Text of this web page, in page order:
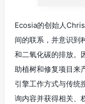
Ecosia的创始人
间的联系，并意识到
和二氧化碳的排放。
助植树和修复项目来
引擎工作方式与传统
询内容并获得相关、